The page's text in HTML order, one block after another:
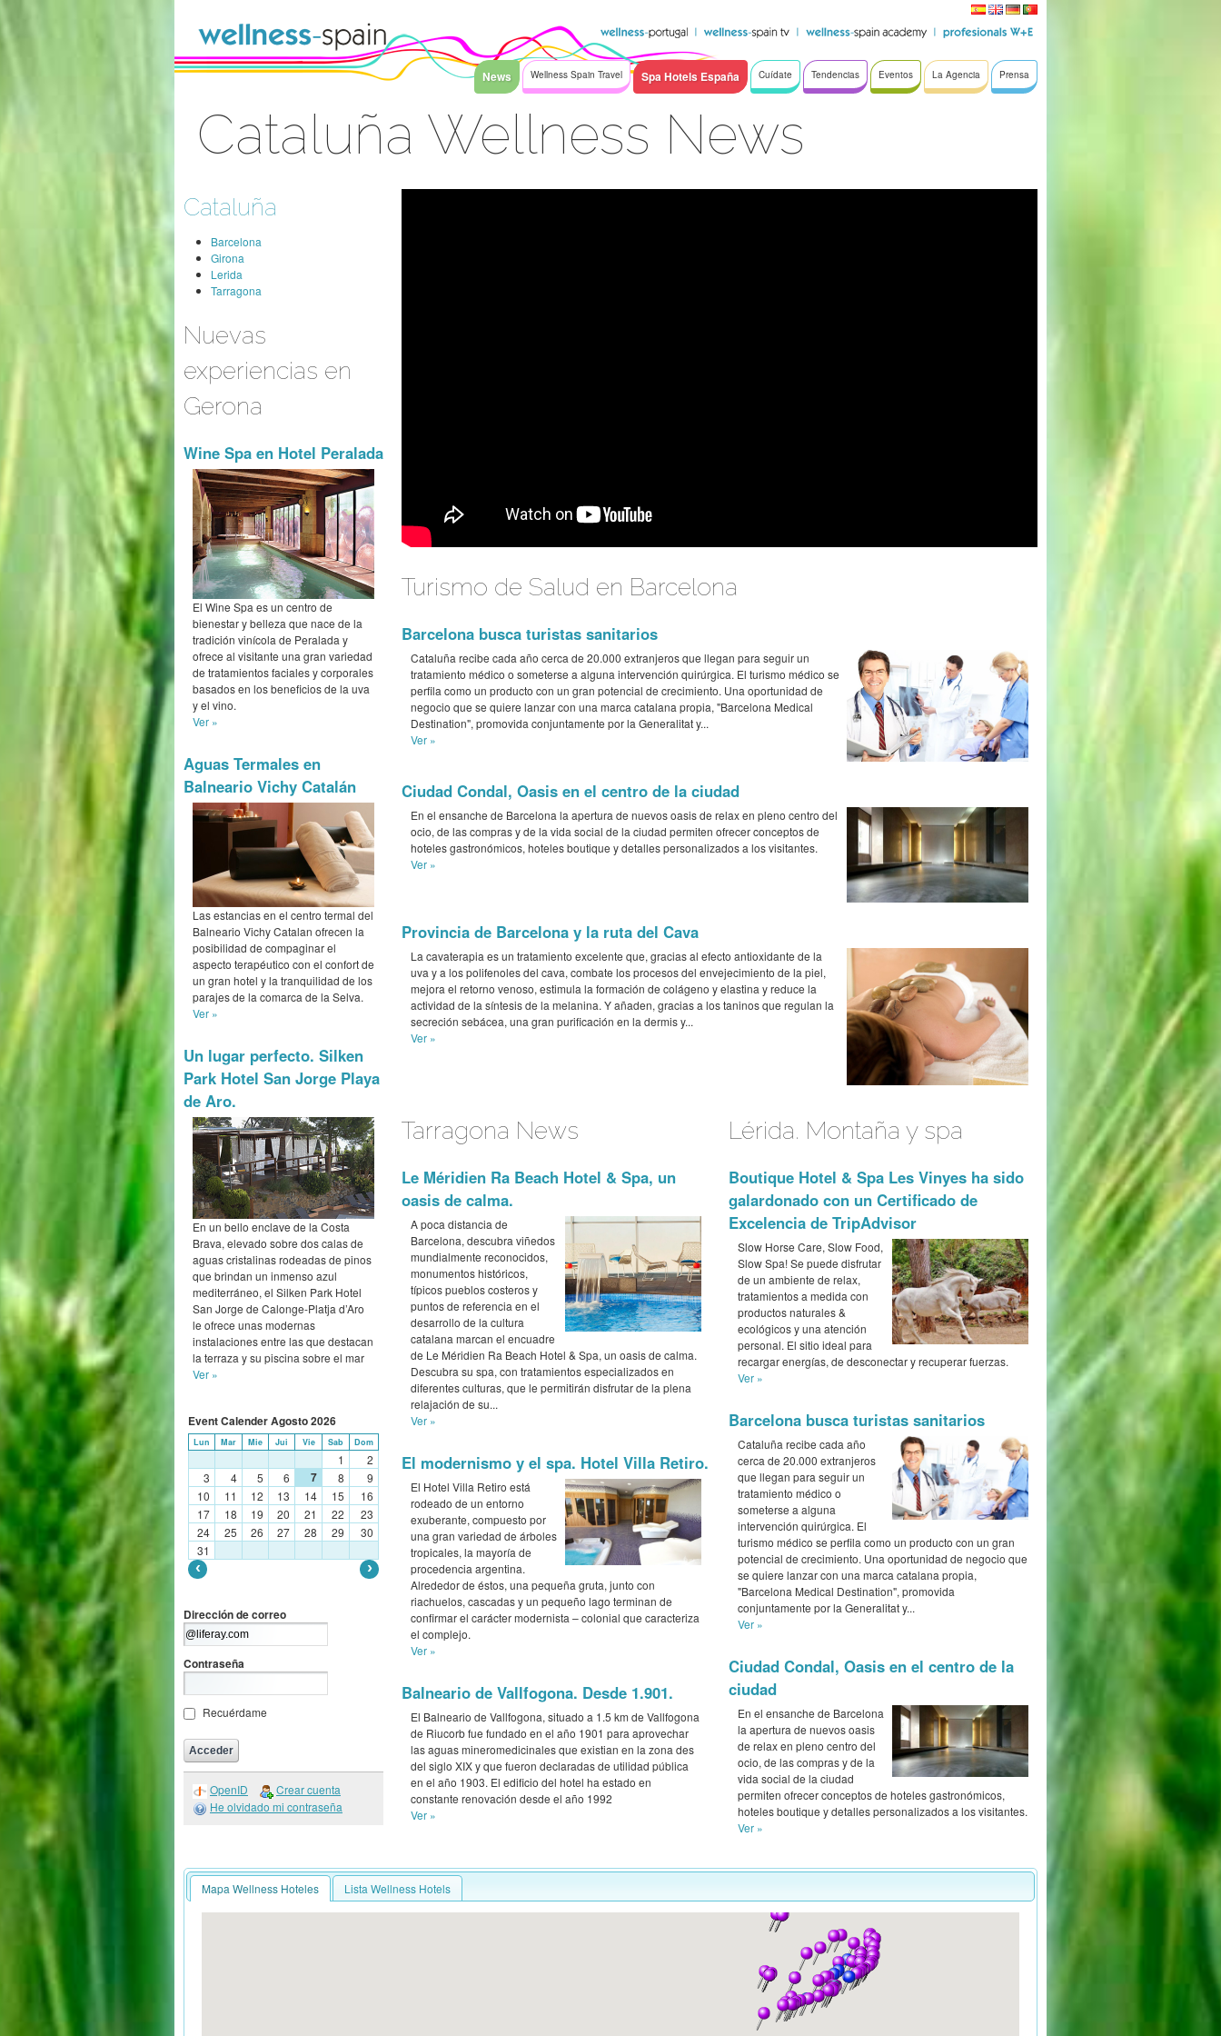
News Wellness Spain Travel Spa Hotels España Cuídate Tendencias Eventos La Agencia Prensa
Cataluña Wellness News
Cataluña
Barcelona
Girona
Lerida
Tarragona
Nuevas
experiencias en
Gerona
Wine Spa en Hotel Peralada
El Wine Spa es un centro de
bienestar y belleza que nace de la
tradición vinícola de Peralada y
ofrece al visitante una gran variedad
de tratamientos faciales y corporales
basados en los beneficios de la uva
y el vino.
Ver »
Aguas Termales en
Balneario Vichy Catalán
Las estancias en el centro termal del
Balneario Vichy Catalan ofrecen la
posibilidad de compaginar el
aspecto terapéutico con el confort de
un gran hotel y la tranquilidad de los
parajes de la comarca de la Selva.
Ver »
Un lugar perfecto. Silken
Park Hotel San Jorge Playa
de Aro.
En un bello enclave de la Costa
Brava, elevado sobre dos calas de
aguas cristalinas rodeadas de pinos
que brindan un inmenso azul
mediterráneo, el Silken Park Hotel
San Jorge de Calonge-Platja d’Aro
le ofrece unas modernas
instalaciones entre las que destacan
la terraza y su piscina sobre el mar
Ver »
Event CalenderAgosto2026
Lun Mar Mie Jui Vie Sab Dom
1
2
3
4 5 6 7 8
9
10
11 12 13 14 15
16
17
18 19 20 21 22
23
24
25 26 27 28 29
30
31
Dirección de correo
Contraseña
Recuérdame
OpenID
Crear cuenta
He olvidado mi contraseña
Turismo de Salud en Barcelona
Barcelona busca turistas sanitarios
Cataluña recibe cada año cerca de 20.000 extranjeros que llegan para seguir un
tratamiento médico o someterse a alguna intervención quirúrgica. El turismo médico se
perfila como un producto con un gran potencial de crecimiento. Una oportunidad de
negocio que se quiere lanzar con una marca catalana propia, "Barcelona Medical
Destination", promovida conjuntamente por la Generalitat y...
Ver »
Ciudad Condal, Oasis en el centro de la ciudad
En el ensanche de Barcelona la apertura de nuevos oasis de relax en pleno centro del
ocio, de las compras y de la vida social de la ciudad permiten ofrecer conceptos de
hoteles gastronómicos, hoteles boutique y detalles personalizados a los visitantes.
Ver »
Provincia de Barcelona y la ruta del Cava
La cavaterapia es un tratamiento excelente que, gracias al efecto antioxidante de la
uva y a los polifenoles del cava, combate los procesos del envejecimiento de la piel,
mejora el retorno venoso, estimula la formación de colágeno y elastina y reduce la
actividad de la síntesis de la melanina. Y añaden, gracias a los taninos que regulan la
secreción sebácea, una gran purificación en la dermis y...
Ver »
Tarragona News
Le Méridien Ra Beach Hotel & Spa, un
oasis de calma.
A poca distancia de
Barcelona, descubra viñedos
mundialmente reconocidos,
monumentos históricos,
típicos pueblos costeros y
puntos de referencia en el
desarrollo de la cultura
catalana marcan el encuadre
de Le Méridien Ra Beach Hotel & Spa, un oasis de calma.
Descubra su spa, con tratamientos especializados en
diferentes culturas, que le permitirán disfrutar de la plena
relajación de su...
Ver »
El modernismo y el spa. Hotel Villa Retiro.
El Hotel Villa Retiro está
rodeado de un entorno
exuberante, compuesto por
una gran variedad de árboles
tropicales, la mayoría de
procedencia argentina.
Alrededor de éstos, una pequeña gruta, junto con
riachuelos, cascadas y un pequeño lago terminan de
confirmar el carácter modernista – colonial que caracteriza
el complejo.
Ver »
Balneario de Vallfogona. Desde 1.901.
El Balneario de Vallfogona, situado a 1.5 km de Vallfogona
de Riucorb fue fundado en el año 1901 para aprovechar
las aguas mineromedicinales que existian en la zona des
del siglo XIX y que fueron declaradas de utilidad pública
en el año 1903. El edificio del hotel ha estado en
constante renovación desde el año 1992
Ver »
Lérida. Montaña y spa
Boutique Hotel & Spa Les Vinyes ha sido
galardonado con un Certificado de
Excelencia de TripAdvisor
Slow Horse Care, Slow Food,
Slow Spa! Se puede disfrutar
de un ambiente de relax,
tratamientos a medida con
productos naturales &
ecológicos y una atención
personal. El sitio ideal para
recargar energías, de desconectar y recuperar fuerzas.
Ver »
Barcelona busca turistas sanitarios
Cataluña recibe cada año
cerca de 20.000 extranjeros
que llegan para seguir un
tratamiento médico o
someterse a alguna
intervención quirúrgica. El
turismo médico se perfila como un producto con un gran
potencial de crecimiento. Una oportunidad de negocio que
se quiere lanzar con una marca catalana propia,
"Barcelona Medical Destination", promovida
conjuntamente por la Generalitat y...
Ver »
Ciudad Condal, Oasis en el centro de la
ciudad
En el ensanche de Barcelona
la apertura de nuevos oasis
de relax en pleno centro del
ocio, de las compras y de la
vida social de la ciudad
permiten ofrecer conceptos de hoteles gastronómicos,
hoteles boutique y detalles personalizados a los visitantes.
Ver »
Mapa Wellness Hoteles Lista Wellness Hotels